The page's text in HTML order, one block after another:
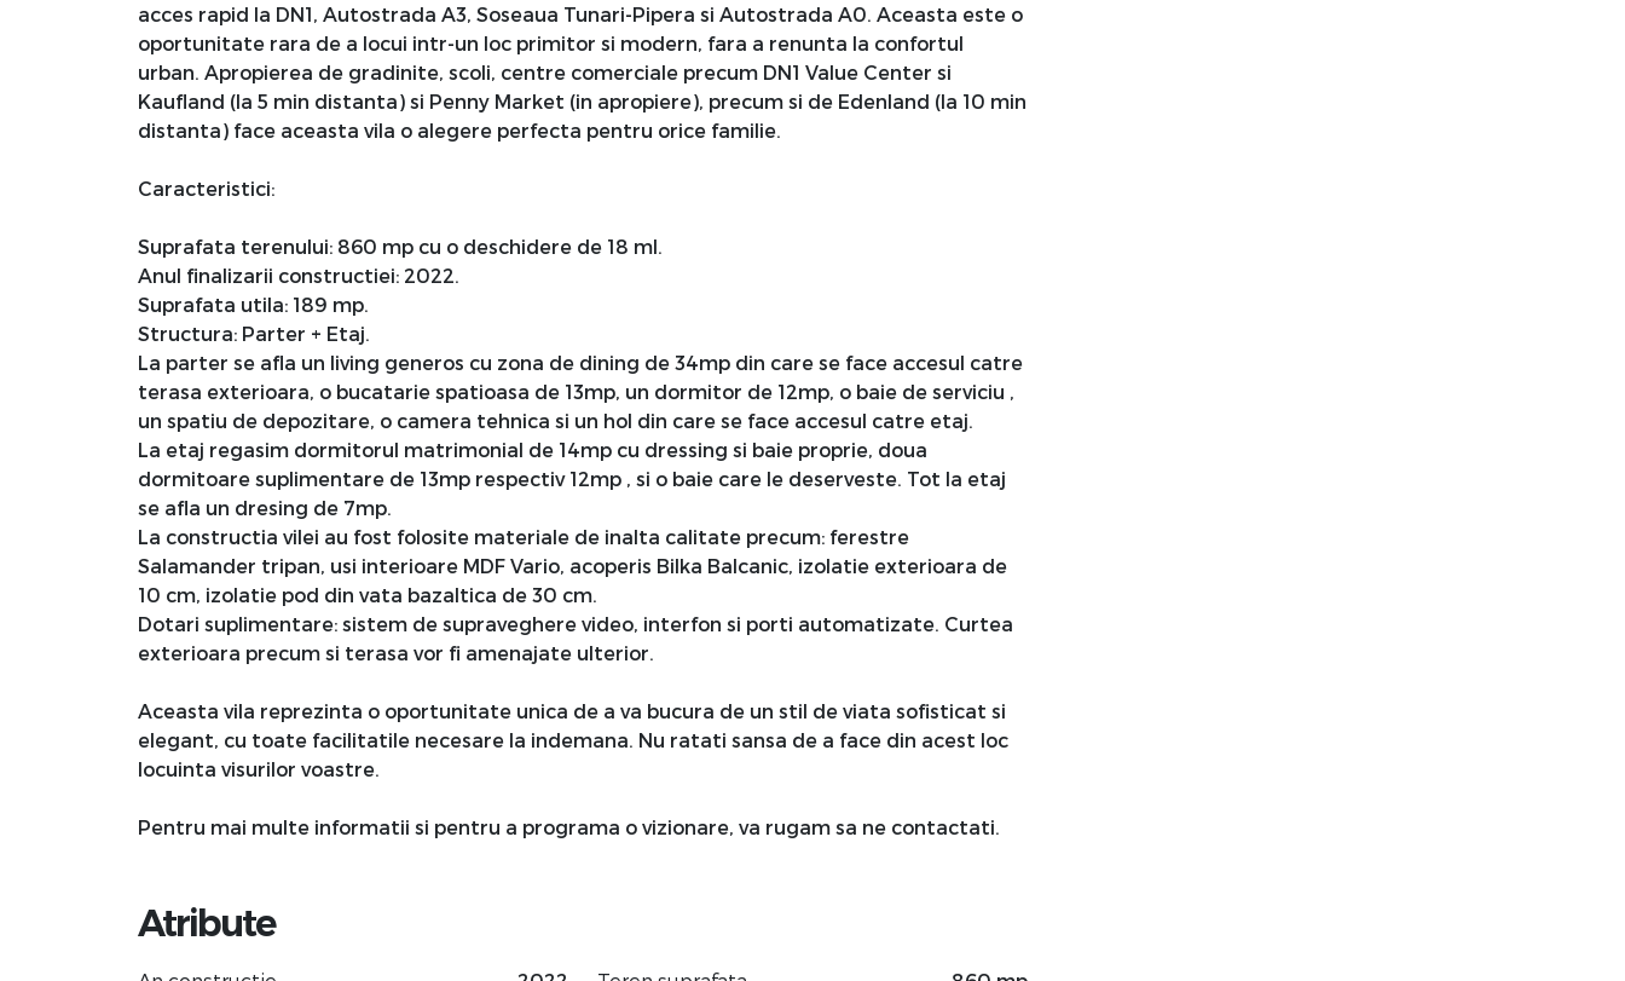
acces rapid la DN1, Autostrada A3, Soseaua Tunari-Pipera si Autostrada A0. Aceasta este o
oportunitate rara de a locui intr-un loc primitor si modern, fara a renunta la confortul
urban. Apropierea de gradinite, scoli, centre comerciale precum DN1 Value Center si
Kaufland (la 5 min distanta) si Penny Market (in apropiere), precum si de Edenland (la 10 min
distanta) face aceasta vila o alegere perfecta pentru orice familie.
Caracteristici:
Suprafata terenului: 860 mp cu o deschidere de 18 ml.
Anul finalizarii constructiei: 2022.
Suprafata utila: 189 mp.
Structura: Parter + Etaj.
La parter se afla un living generos cu zona de dining de 34mp din care se face accesul catre
terasa exterioara, o bucatarie spatioasa de 13mp, un dormitor de 12mp, o baie de serviciu ,
un spatiu de depozitare, o camera tehnica si un hol din care se face accesul catre etaj.
La etaj regasim dormitorul matrimonial de 14mp cu dressing si baie proprie, doua
dormitoare suplimentare de 13mp respectiv 12mp , si o baie care le deserveste. Tot la etaj
se afla un dresing de 7mp.
La constructia vilei au fost folosite materiale de inalta calitate precum: ferestre
Salamander tripan, usi interioare MDF Vario, acoperis Bilka Balcanic, izolatie exterioara de
10 cm, izolatie pod din vata bazaltica de 30 cm.
Dotari suplimentare: sistem de supraveghere video, interfon si porti automatizate. Curtea
exterioara precum si terasa vor fi amenajate ulterior.
Aceasta vila reprezinta o oportunitate unica de a va bucura de un stil de viata sofisticat si
elegant, cu toate facilitatile necesare la indemana. Nu ratati sansa de a face din acest loc
locuinta visurilor voastre.
Pentru mai multe informatii si pentru a programa o vizionare, va rugam sa ne contactati.
Atribute